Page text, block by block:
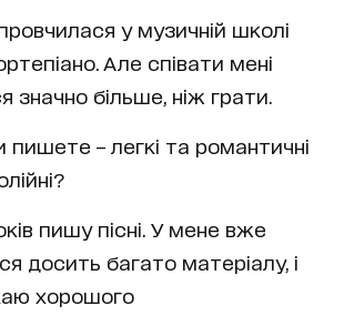
у музичній школі
Але співати мені
значно більше, ніж грати.
пишете – легкі та романтичні
пишу пісні. У мене вже
досить багато матеріалу, і
хорошого